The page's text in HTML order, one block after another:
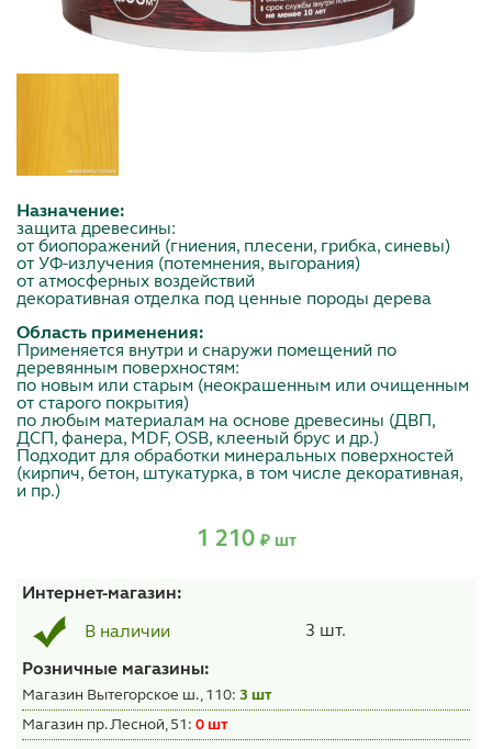
Назначение:
защита древесины:
от биопоражений (гниения, плесени, грибка, синевы)
от УФ-излучения (потемнения, выгорания)
от атмосферных воздействий
декоративная отделка под ценные породы дерева
Область применения:
Применяется внутри и снаружи помещений по
деревянным поверхностям:
по новым или старым (неокрашенным или очищенным
от старого покрытия)
по любым материалам на основе древесины (ДВП,
ДСП, фанера, MDF, OSB, клееный брус и др.)
Подходит для обработки минеральных поверхностей
(кирпич, бетон, штукатурка, в том числе декоративная,
и пр.)
1 210 ₽ шт
Интернет-магазин:
В наличии 3 шт.
Розничные магазины:
Магазин Вытегорское ш., 110: 3 шт
Магазин пр. Лесной, 51: 0 шт